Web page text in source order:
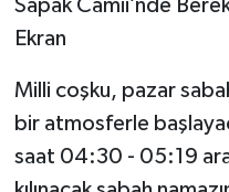
Sapak Camii’nde
Ekran
Milli coşku, pazar
bir atmosferle
saat 04:30 - 05:19